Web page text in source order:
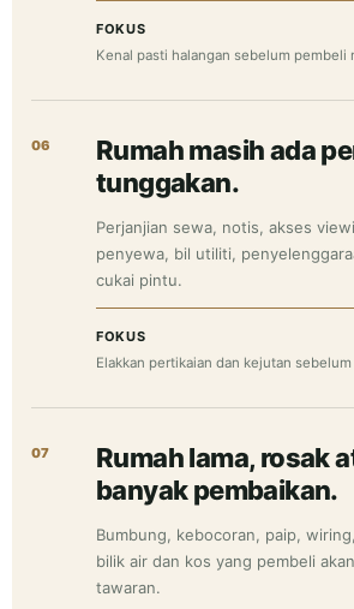
FOKUS
Kenal pasti halangan sebelum pembeli
06
Rumah masih ada
tunggakan.
Perjanjian sewa, notis, akses
penyewa, bil utiliti,
cukai pintu.
FOKUS
Elakkan pertikaian dan kejutan
07
Rumah lama, rosak
banyak pembaikan.
Bumbung, kebocoran, paip,
bilik air dan kos yang pembeli
tawaran.